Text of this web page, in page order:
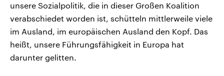
unsere Sozialpolitik, die in dieser Großen Koalition
verabschiedet worden ist, schütteln mittlerweile viele
im Ausland, im europäischen Ausland den Kopf. Das
heißt, unsere Führungsfähigkeit in Europa hat
darunter gelitten.